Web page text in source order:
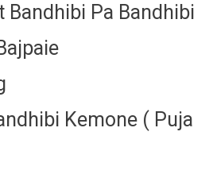
Bandhibi Pa Bandhibi
Kemone ( Puja